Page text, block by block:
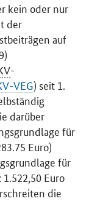
kein oder nur
der
auf
-
VEG) seit 1.
darüber
für
Euro)
für
Euro
die